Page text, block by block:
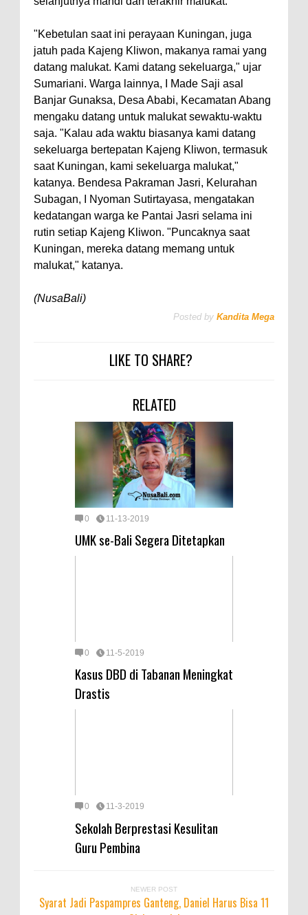
"Kebetulan saat ini perayaan Kuningan, juga
jatuh pada Kajeng Kliwon, makanya ramai yang
datang malukat. Kami datang sekeluarga," ujar
Sumariani. Warga lainnya, I Made Saji asal
Banjar Gunaksa, Desa Ababi, Kecamatan Abang
mengaku datang untuk malukat sewaktu-waktu
saja. "Kalau ada waktu biasanya kami datang
sekeluarga bertepatan Kajeng Kliwon, termasuk
saat Kuningan, kami sekeluarga malukat,"
katanya. Bendesa Pakraman Jasri, Kelurahan
Subagan, I Nyoman Sutirtayasa, mengatakan
kedatangan warga ke Pantai Jasri selama ini
rutin setiap Kajeng Kliwon. "Puncaknya saat
Kuningan, mereka datang memang untuk
malukat," katanya.
(NusaBali)
Posted by Kandita Mega
LIKE TO SHARE?
RELATED
0 11-13-2019
UMK se-Bali Segera Ditetapkan
0 11-5-2019
Kasus DBD di Tabanan Meningkat
Drastis
0 11-3-2019
Sekolah Berprestasi Kesulitan
Guru Pembina
NEWER POST
Syarat Jadi Paspampres Ganteng, Daniel Harus Bisa 11